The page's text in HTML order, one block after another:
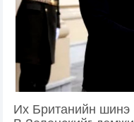
Их Британийн